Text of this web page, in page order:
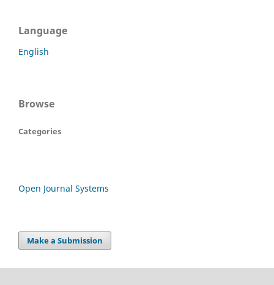
Language
English
Browse
Categories
Open Journal Systems
Make a Submission